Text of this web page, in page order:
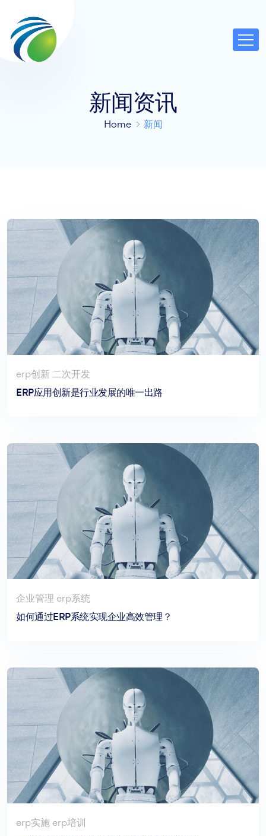
新闻资讯
Home 新闻
erp创新 二次开发
ERP应用创新是行业发展的唯一出路
企业管理 erp系统
如何通过ERP系统实现企业高效管理？
erp实施 erp培训